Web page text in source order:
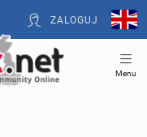
ZALOGUJ
Menu